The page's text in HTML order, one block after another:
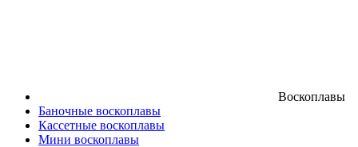
Воскоплавы
Баночные воскоплавы
Кассетные воскоплавы
Мини воскоплавы